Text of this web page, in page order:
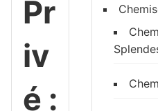
Pr
iv
é :